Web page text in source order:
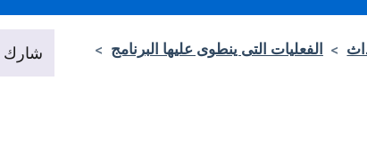
> الفعليات التى ينطوى عليها البرنامج >
شارك